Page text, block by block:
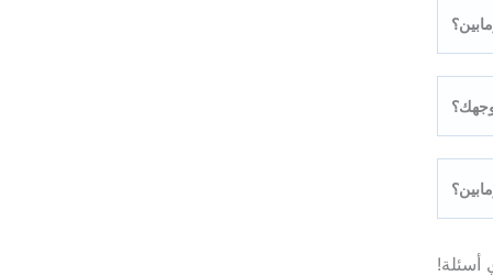
أسئلة!